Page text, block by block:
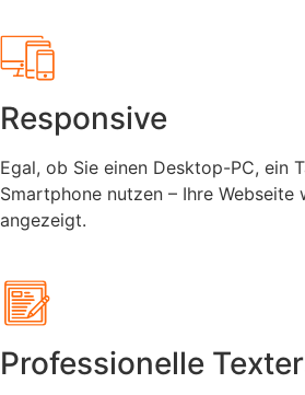
Responsive
Egal, ob Sie einen Desktop-PC, ein
Smartphone nutzen – Ihre
angezeigt.
Professionelle